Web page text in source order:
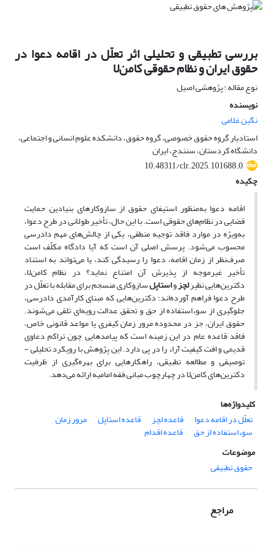
بررسی تطبیقی و تحلیلی اثر تعلّل در اقامه دعوا در
حقوق ایران و نظام حقوقی کامن‌لا
نوع مقاله : پژوهشی اصیل
نویسنده
نگین غلامی
استادیار گروه حقوق خصوصی، گروه حقوق، دانشکده علوم انسانی و اجتماعی،
دانشگاه کردستان، سنندج، ایران
10.48311/clr.2025.101688.0
چکیده
اقامه دعوا به‌منظور استیفای حقوق از سازوکارهای بنیادین حمایت
قضایی در نظام‌های حقوقی است. با این ‌حال، تأخیر طولانی در طرح دعوا،
به‌ویژه در موارد فاقد توجیه منطقی، یکی از چالش‌های مهم دادرسی
محسوب می‌شود. پرسش اصلی آن است که آیا دادگاه مکلّف است
صرف‌نظر از زمان اقامه، دعوا را رسیدگی کند، یا می‌تواند به استناد
تأخیر غیرموجه از پذیرش آن امتناع نماید؟ در نظام کامن‌لا،
دکترین‌هایی نظیرلچزواستاپلسازوکاری منسجم برای مقابله با تعلّل در
طرح دعوا فراهم آورده‌اند؛ دکترین‌هایی که مبنای کارآمدی دادرسی،
جلوگیری از سوءاستفاده از حق و تحقق عدالت رویه‌ای تلقی می‌شوند.
حقوق ایران، جز در محدوده مرور زمان کیفری یا مواعد قانونی خاص،
فاقد قاعده عام در این زمینه است که پیامدهایی چون تراکم دعاوی
قدیمی و افت کیفیت آراء را در پی دارد. این پژوهش با رویکرد تحلیلی -
توصیفی و مطالعه تطبیقی، راهکارهایی برای بهره‌گیری از ظرفیت
دکترین‌های کامن‌لا در چهارچوب مبانی فقه امامیه ارائه می‌دهد.
کلیدواژه‌ها
تعلّل در اقامه دعوا
قاعده لچز قاعده استاپل مرور زمان
سوءاستفاده از حق
قاعده اقدام
موضوعات
حقوق تطبیقی
مراجع